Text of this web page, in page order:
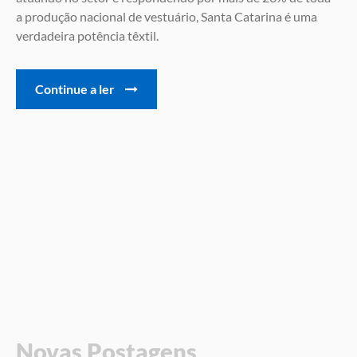
a produção nacional de vestuário, Santa Catarina é uma
verdadeira potência têxtil.
Continue a ler
Novas Postagens